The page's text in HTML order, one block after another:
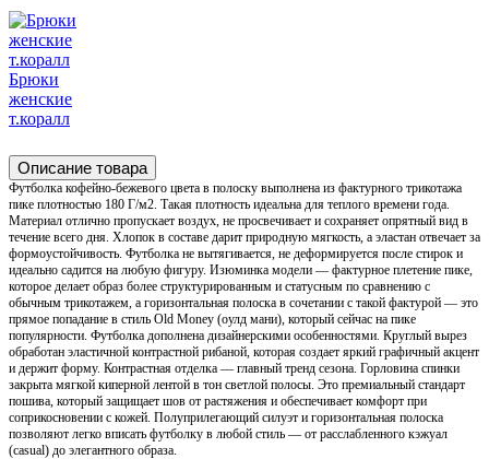
Брюки
женские
т.коралл
Описание товара
Футболка кофейно-бежевого цвета в полоску выполнена из фактурного трикотажа
пике плотностью 180 Г/м2. Такая плотность идеальна для теплого времени года.
Материал отлично пропускает воздух, не просвечивает и сохраняет опрятный вид в
течение всего дня. Хлопок в составе дарит природную мягкость, а эластан отвечает за
формоустойчивость. Футболка не вытягивается, не деформируется после стирок и
идеально садится на любую фигуру. Изюминка модели — фактурное плетение пике,
которое делает образ более структурированным и статусным по сравнению с
обычным трикотажем, а горизонтальная полоска в сочетании с такой фактурой — это
прямое попадание в стиль Old Money (оулд мани), который сейчас на пике
популярности. Футболка дополнена дизайнерскими особенностями. Круглый вырез
обработан эластичной контрастной рибаной, которая создает яркий графичный акцент
и держит форму. Контрастная отделка — главный тренд сезона. Горловина спинки
закрыта мягкой киперной лентой в тон светлой полосы. Это премиальный стандарт
пошива, который защищает шов от растяжения и обеспечивает комфорт при
соприкосновении с кожей. Полуприлегающий силуэт и горизонтальная полоска
позволяют легко вписать футболку в любой стиль — от расслабленного кэжуал
(casual) до элегантного образа.